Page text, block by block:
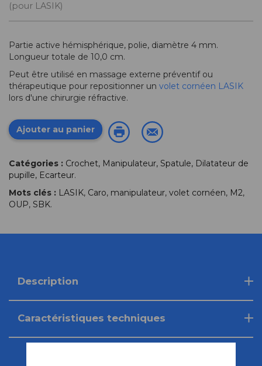
(pour LASIK)
Partie active hémisphérique, polie, diamètre 4 mm.
Longueur totale de 10,0 cm.
Peut être utilisé en massage externe préventif ou
thérapeutique pour repositionner un volet cornéen LASIK
lors d'une chirurgie réfractive.
Ajouter au panier
Catégories : Crochet, Manipulateur, Spatule, Dilatateur de
pupille, Ecarteur.
Mots clés : LASIK, Caro, manipulateur, volet cornéen, M2,
OUP, SBK.
Description
Caractéristiques techniques